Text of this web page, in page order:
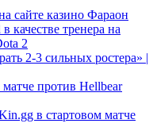
сайте казино Фараон
качестве тренера на
2
2-3 сильных ростера» |
против Hellbear
в стартовом матче